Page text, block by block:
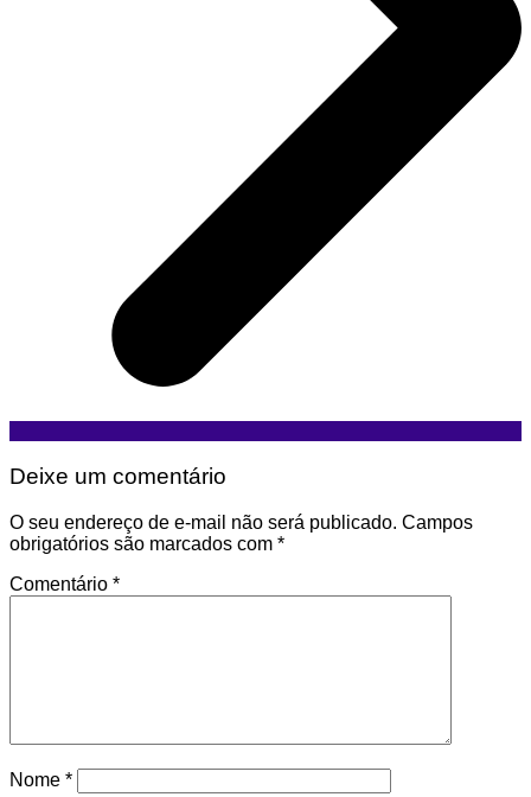
Deixe um comentário
O seu endereço de e-mail não será publicado. Campos
obrigatórios são marcados com *
Comentário *
Nome *